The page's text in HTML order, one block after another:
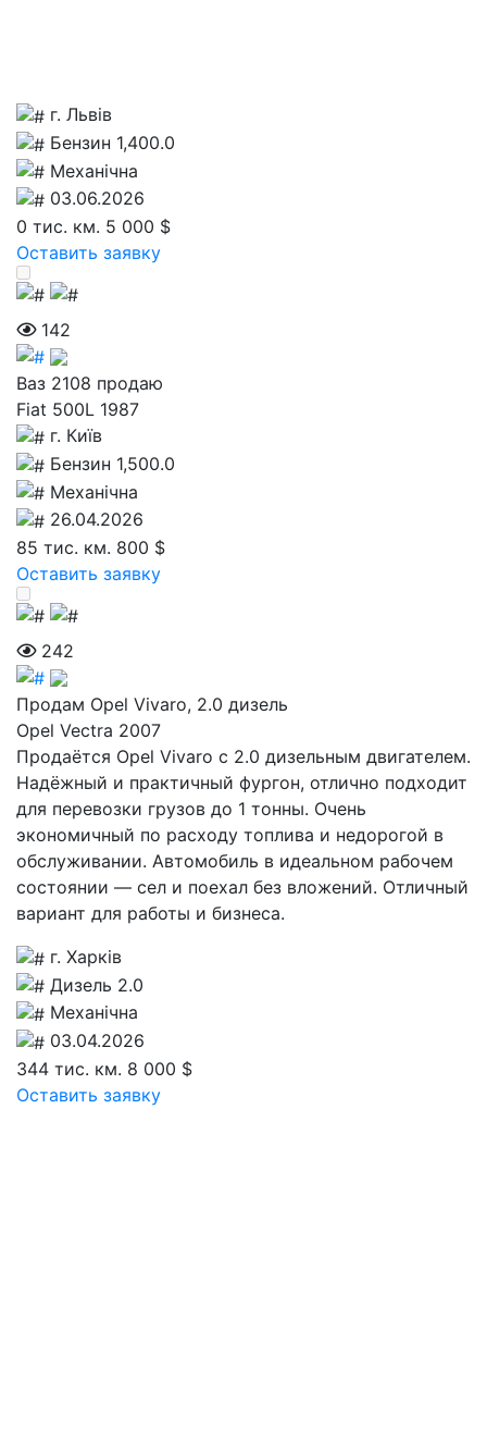
г. Львів
Бензин 1,400.0
Механічна
03.06.2026
0 тис. км. 5 000 $
Оставить заявку
142
Ваз 2108 продаю
Fiat 500L 1987
г. Київ
Бензин 1,500.0
Механічна
26.04.2026
85 тис. км. 800 $
Оставить заявку
242
Продам Opel Vivaro, 2.0 дизель
Opel Vectra 2007
Продаётся Opel Vivaro с 2.0 дизельным двигателем.
Надёжный и практичный фургон, отлично подходит
для перевозки грузов до 1 тонны. Очень
экономичный по расходу топлива и недорогой в
обслуживании. Автомобиль в идеальном рабочем
состоянии — сел и поехал без вложений. Отличный
вариант для работы и бизнеса.
г. Харків
Дизель 2.0
Механічна
03.04.2026
344 тис. км. 8 000 $
Оставить заявку